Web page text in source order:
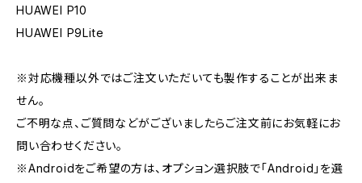
HUAWEI P10
HUAWEI P9Lite
※対応機種以外ではご注文いただいても製作することが出来ま
せん。
ご不明な点、ご質問などがございましたらご注文前にお気軽にお
問い合わせください。
※Androidをご希望の方は、オプション選択肢で「Android」を選